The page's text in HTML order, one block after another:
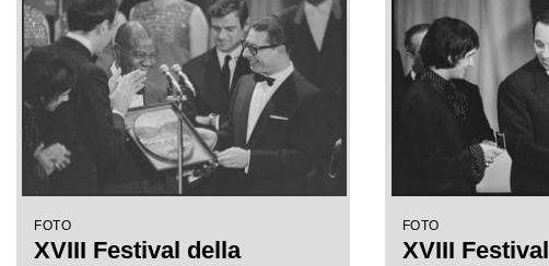
FOTO
XVIII Festival della
FOTO
XVIII